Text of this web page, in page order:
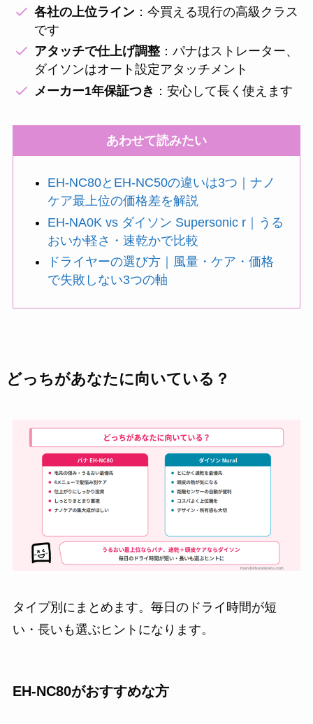
各社の上位ライン ：今買える現行の高級クラス
です
アタッチで仕上げ調整 ：パナはストレーター、
ダイソンはオート設定アタッチメント
メーカー1年保証つき ：安心して長く使えます
あわせて読みたい
EH-NC80とEH-NC50の違いは3つ｜ナノ
ケア最上位の価格差を解説
EH-NA0K vs ダイソン Supersonic r｜うる
おいか軽さ・速乾かで比較
ドライヤーの選び方｜風量・ケア・価格
で失敗しない3つの軸
どっちがあなたに向いている？
タイプ別にまとめます。毎日のドライ時間が短
い・長いも選ぶヒントになります。
EH-NC80がおすすめな方